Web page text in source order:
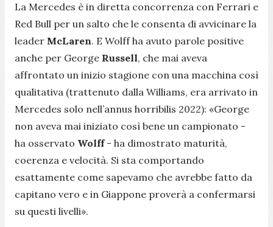
La Mercedes è in diretta concorrenza con Ferrari e
Red Bull per un salto che le consenta di avvicinare la
leader McLaren. E Wolff ha avuto parole positive
anche per George Russell, che mai aveva
affrontato un inizio stagione con una macchina così
qualitativa (trattenuto dalla Williams, era arrivato in
Mercedes solo nell’annus horribilis 2022): «George
non aveva mai iniziato così bene un campionato -
ha osservato Wolff- ha dimostrato maturità,
coerenza e velocità. Si sta comportando
esattamente come sapevamo che avrebbe fatto da
capitano vero e in Giappone proverà a confermarsi
su questi livelli».